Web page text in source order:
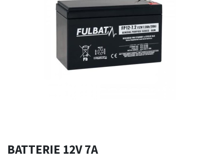
BATTERIE 12V 7A